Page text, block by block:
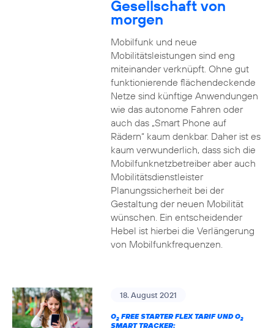
Gesellschaft von
morgen
Mobilfunk und neue
Mobilitätsleistungen sind eng
miteinander verknüpft. Ohne gut
funktionierende flächendeckende
Netze sind künftige Anwendungen
wie das autonome Fahren oder
auch das „Smart Phone auf
Rädern“ kaum denkbar. Daher ist es
kaum verwunderlich, dass sich die
Mobilfunknetzbetreiber aber auch
Mobilitätsdienstleister
Planungssicherheit bei der
Gestaltung der neuen Mobilität
wünschen. Ein entscheidender
Hebel ist hierbei die Verlängerung
von Mobilfunkfrequenzen.
18. August 2021
O2FREE STARTER FLEX TARIF UND O2
SMART TRACKER: